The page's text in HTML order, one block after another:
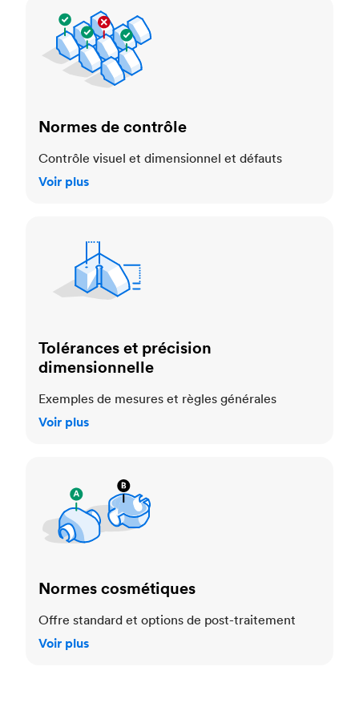
Normes de contrôle
Contrôle visuel et dimensionnel et défauts
Voir plus
Tolérances et précision
dimensionnelle
Exemples de mesures et règles générales
Voir plus
Normes cosmétiques
Offre standard et options de post-traitement
Voir plus